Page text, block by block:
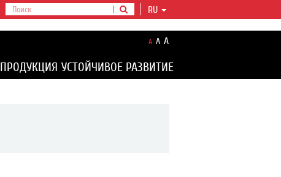
RU
A A A
ПРОДУКЦИЯ УСТОЙЧИВОЕ РАЗВИТИЕ